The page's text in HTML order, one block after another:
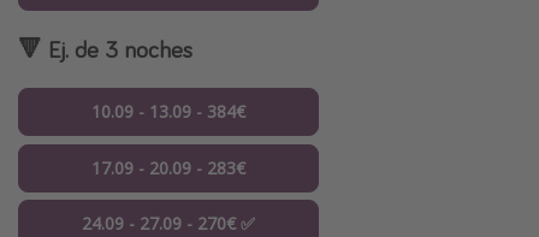
🔻 Ej. de 3 noches
10.09 - 13.09 - 384€
17.09 - 20.09 - 283€
24.09 - 27.09 - 270€ ✅